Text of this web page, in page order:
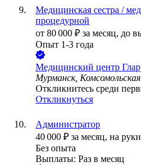
Медицинская сестра /
процедурной
от 80 000 ₽ за месяц, до
Опыт 1-3 года
Медицинский центр
Мурманск,
Откликнитесь среди
Откликнуться
Администратор
40 000 ₽ за месяц, на руки
Без опыта
Выплаты: Раз в месяц